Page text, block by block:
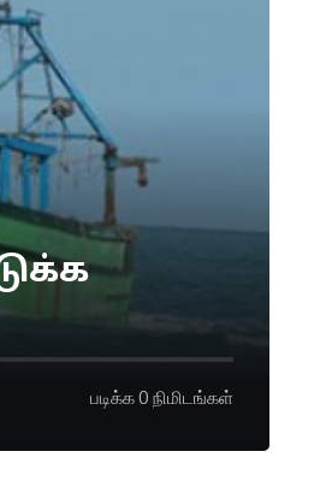
படிக்க 0 நிமிடங்கள்